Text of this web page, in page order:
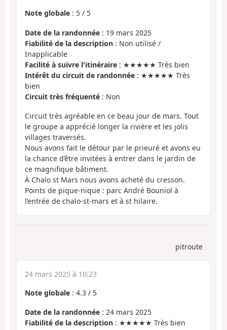
Note globale : 5 / 5
Date de la randonnée : 19 mars 2025
Fiabilité de la description : Non utilisé /
Inapplicable
Facilité à suivre l'itinéraire : ★★★★★ Très bien
Intérêt du circuit de randonnée : ★★★★★ Très
bien
Circuit très fréquenté : Non
Circuit très agréable en ce beau jour de mars. Tout
le groupe a apprécié longer la rivière et les jolis
villages traversés.
Nous avons fait le détour par le prieuré et avons eu
la chance d’être invitées à entrer dans le jardin de
ce magnifique bâtiment.
À Chalo st Mars nous avons acheté du cresson.
Points de pique-nique : parc André Bouniol à
l’entrée de chalo-st-mars et à st hilaire.
pitroute
24 mars 2025 à 10:23
Note globale : 4.3 / 5
Date de la randonnée : 24 mars 2025
Fiabilité de la description : ★★★★★ Très bien